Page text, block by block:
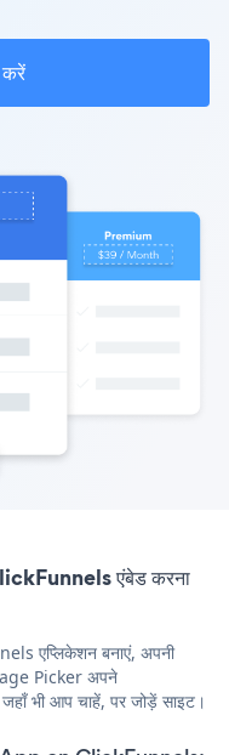
करें
एंबेड करना
एप्लिकेशन बनाएं, अपनी
Picker अपने
भी आप चाहें, पर जोड़ें साइट।